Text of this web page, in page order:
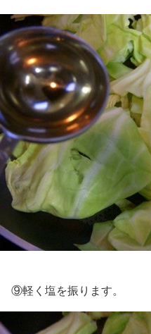
⑨軽く塩を振ります。